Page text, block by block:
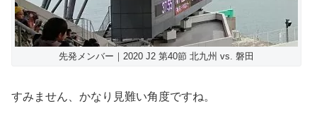
先発メンバー｜2020 J2 第40節 北九州 vs. 磐田
すみません、かなり見難い角度ですね。